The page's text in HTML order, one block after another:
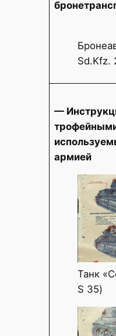
Sd.Kfz.
—
армией
Танк
S 35)